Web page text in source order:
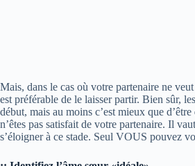
Mais, dans le cas où votre partenaire ne
est préférable de le laisser partir. Bien sûr,
début, mais au moins c’est mieux que
n’êtes pas satisfait de votre partenaire. Il
s’éloigner à ce stade. Seul VOUS pouvez